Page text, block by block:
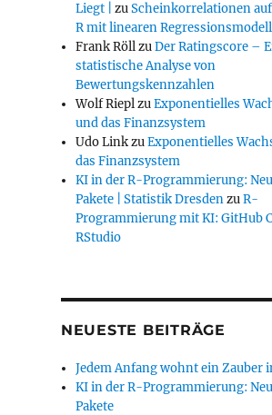
Liegt |
zuScheinkorrelationen
R mit linearen
Frank RöllzuDer Ratingscore –
statistische Analyse von
Bewertungskennzahlen
Wolf RieplzuExponentielles
und das Finanzsystem
Udo LinkzuExponentielles
das Finanzsystem
KI in der R-Programmierung:
Pakete | Statistik DresdenzuR-
Programmierung mit KI: GitHub
RStudio
NEUESTE BEITRÄGE
Jedem Anfang wohnt ein Zauber
KI in der R-Programmierung:
Pakete